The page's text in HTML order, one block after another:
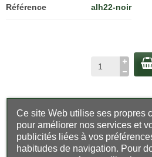
Référence alh22-noir
Retours faciles · 30 jours
Ce site Web utilise ses propres
pour améliorer nos services et
publicités liées à vos
habitudes de navigation. Pour